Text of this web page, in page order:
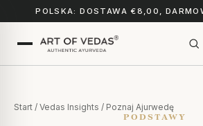
POLSKA: DOSTAWA €8,00,
Start / Vedas Insights / Poznaj Ajurwedę
PODSTAWY